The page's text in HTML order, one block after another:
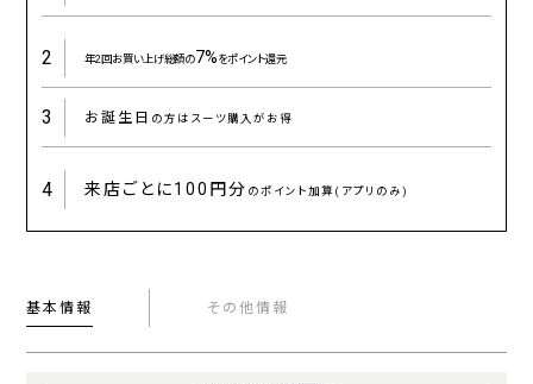
2 年2回お買い上げ総額の7%をポイント還元
3 お誕生日 の方はスーツ購入がお得
4 来店ごとに100円分 のポイント加算(アプリのみ)
基本情報 その他情報